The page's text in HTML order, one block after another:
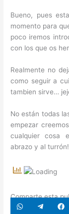
Bueno, pues
momento para
poco iremos
con los que os
Realmente no
como seguir a
tambien sirve…
No están todas
empezar
cualquier cosa
abrazo y al turrón!
Comparte esta
Compartir